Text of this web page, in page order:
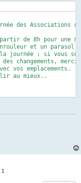
des Associations
de 8h pour une
et un parasol
journée ; si vous
changements,
vos emplacements.
au mieux..
1